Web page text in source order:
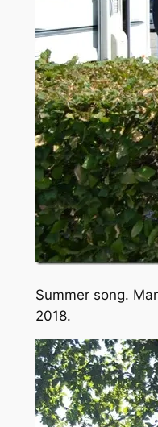
Summer song.
2018.